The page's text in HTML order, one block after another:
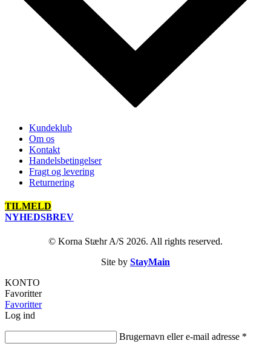
Kundeklub
Om os
Kontakt
Handelsbetingelser
Fragt og levering
Returnering
TILMELD
NYHEDSBREV
© Korna Stæhr A/S 2026. All rights reserved.
Site by StayMain
KONTO
Favoritter
Favoritter
Log ind
Brugernavn eller e-mail adresse *